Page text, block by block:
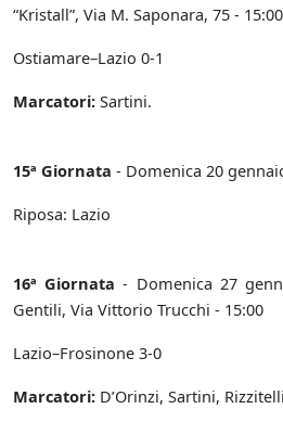
“Kristall”, Via M. Saponara, 75 - 15:00
Ostiamare–Lazio 0-1
Marcatori: Sartini.
15ª Giornata - Domenica 20
Riposa: Lazio
16ª Giornata - Domenica 27
Gentili, Via Vittorio Trucchi - 15:00
Lazio–Frosinone 3-0
Marcatori: D’Orinzi, Sartini,